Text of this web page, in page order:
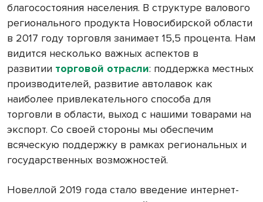
благосостояния населения. В структуре валового
регионального продукта Новосибирской области
в 2017 году торговля занимает 15,5 процента. Нам
видится несколько важных аспектов в
развитии торговой отрасли: поддержка местных
производителей, развитие автолавок как
наиболее привлекательного способа для
торговли в области, выход с нашими товарами на
экспорт. Со своей стороны мы обеспечим
всяческую поддержку в рамках региональных и
государственных возможностей.
Новеллой 2019 года стало введение интернет-